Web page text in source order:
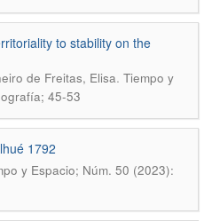
to stability on the
de Freitas, Elisa. Tiempo y
45-53
1792
y Espacio; Núm. 50 (2023):